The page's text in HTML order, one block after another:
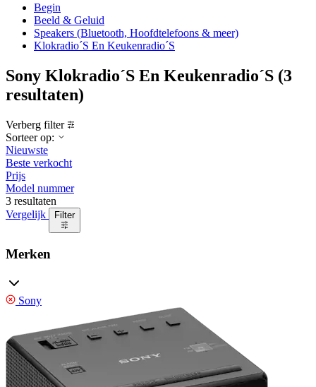
Begin
Beeld & Geluid
Speakers (Bluetooth, Hoofdtelefoons & meer)
Klokradio´S En Keukenradio´S
Sony Klokradio´S En Keukenradio´S (3
resultaten)
Verberg filter
Sorteer op:
Nieuwste
Beste verkocht
Prijs
Model nummer
3 resultaten
Vergelijk
Filter
Merken
Sony